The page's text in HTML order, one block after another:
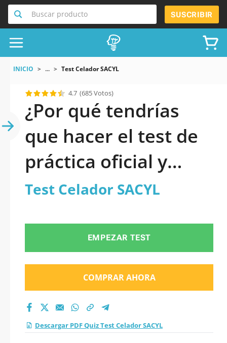
Buscar producto SUSCRIBIR
INICIO ... Test Celador SACYL
4.7 (685 Votos)
¿Por qué tendrías
que hacer el test de
práctica oficial y
actualizado de Test
Test Celador SACYL
EMPEZAR TEST
COMPRAR AHORA
Descargar PDF Quiz Test Celador SACYL